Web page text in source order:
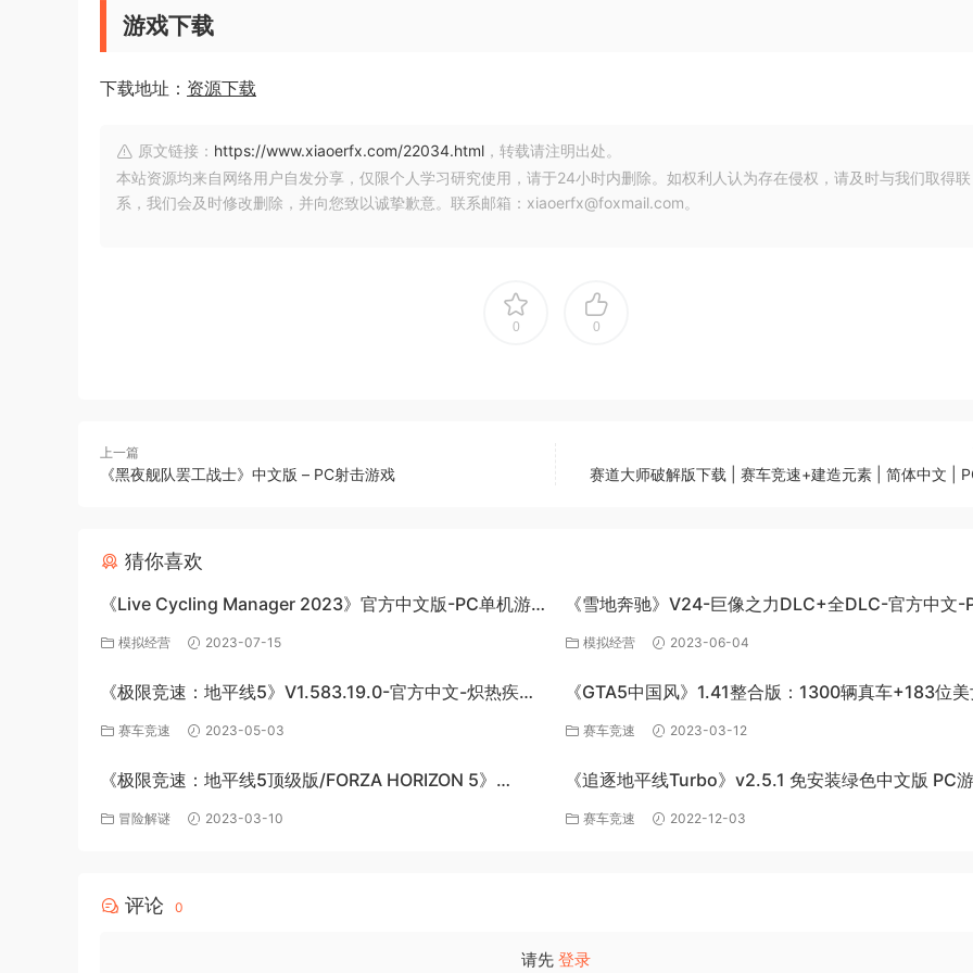
游戏下载
下载地址： 资源下载
原文链接： https://www.xiaoerfx.com/22034.html ，转载请注明出处。
本站资源均来自网络用户自发分享，仅限个人学习研究使用，请于24小时内删除。如权利人认为存在侵权，请及时与我们取得联
系，我们会及时修改删除，并向您致以诚挚歉意。联系邮箱：xiaoerfx@foxmail.com。
0 0
上一篇
《黑夜舰队罢工战士》中文版 – PC射击游戏 赛道大师破解版下载 | 赛车竞速+建造元素 | 简体中文 |
猜你喜欢
《Live Cycling Manager 2023》官方中文版-PC单机游
戏百度网盘免费下载
模拟经营 2023-07-15
《雪地奔驰》V24-巨像之力DLC+全DLC-官方中文-
百度网盘资源
模拟经营 2023-06-04
《极限竞速：地平线5》V1.583.19.0-官方中文-炽热疾风-
极速绽放+全DLC-PC版百度网盘资源
赛车竞速 2023-05-03
《GTA5中国风》1.41整合版：1300辆真车+183位美
英雄+200%存档下载（PC-百度网盘）
赛车竞速 2023-03-12
《极限竞速：地平线5顶级版/FORZA HORIZON 5》
v1.563.816+全DLC-PC百度网盘资源
冒险解谜 2023-03-10
《追逐地平线Turbo》v2.5.1 免安装绿色中文版 PC
百度网盘下载
赛车竞速 2022-12-03
评论 0
请先 登录